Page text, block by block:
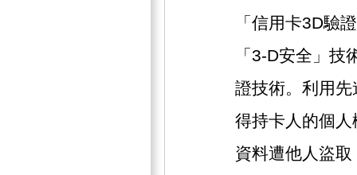
「信用卡3D驗
「3-D安全」
證技術。利用
得持卡人的個
資料遭他人盜